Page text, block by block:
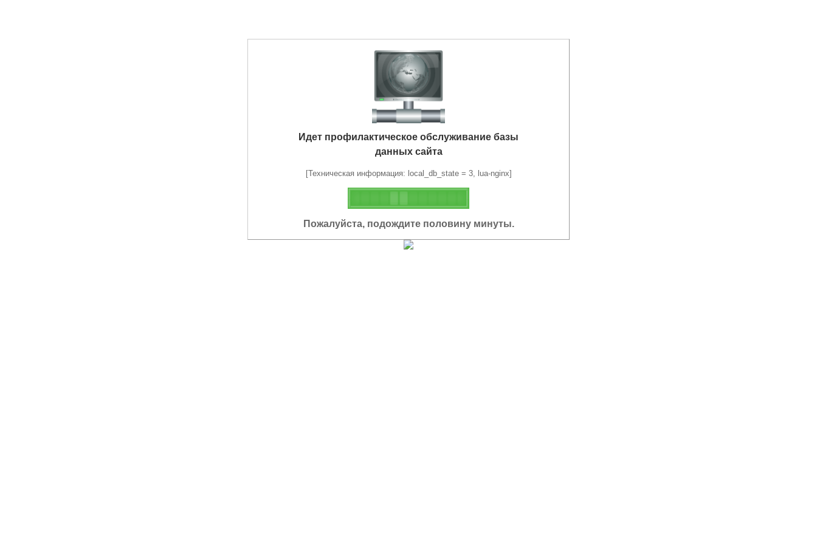
Идет профилактическое обслуживание базы
данных сайта
[Техническая информация: local_db_state = 3, lua-nginx]
Пожалуйста, подождите половину минуты.